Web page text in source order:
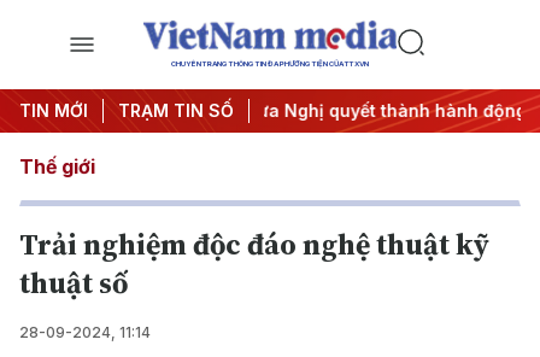
CHUYÊN TRANG THÔNG TIN ĐA PHƯƠNG TIỆN CỦA TTXVN
TIN MỚI TRẠM TIN SỐ
#APEC 2027 #Đưa Nghị quyết thành hành động
Thế giới
Trải nghiệm độc đáo nghệ thuật kỹ
thuật số
28-09-2024, 11:14